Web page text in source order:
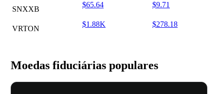
SNXXB
$65.64 $9.71
VRTON
$1.88K $278.18
Moedas fiduciárias populares